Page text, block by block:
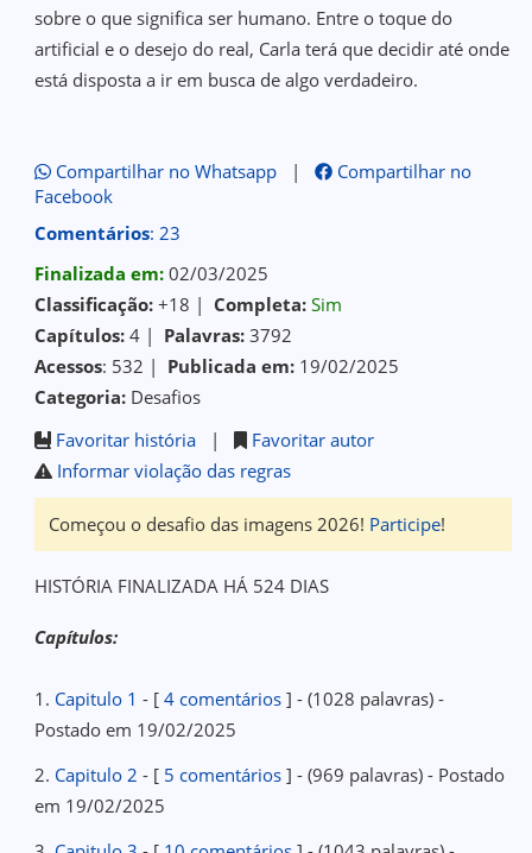
sobre o que significa ser humano. Entre o toque do
artificial e o desejo do real, Carla terá que decidir até onde
está disposta a ir em busca de algo verdadeiro.
Compartilhar no Whatsapp|
Compartilhar no
Facebook
Comentários: 23
Finalizada em:02/03/2025
Classificação: +18 | Completa: Sim
Capítulos: 4 | Palavras: 3792
Acessos: 532 | Publicada em: 19/02/2025
Categoria: Desafios
Favoritar história|
Favoritar autor
Informar violação das regras
Começou o desafio das imagens 2026! Participe!
HISTÓRIA FINALIZADA HÁ 524 DIAS
Capítulos:
1. Capitulo 1 - [4 comentários ] - (1028 palavras) -
Postado em 19/02/2025
2. Capitulo 2 - [ 5 comentários ] - (969 palavras) - Postado
em 19/02/2025